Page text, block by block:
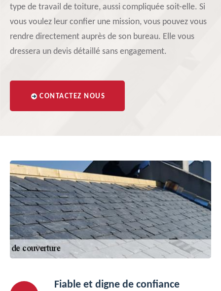
type de travail de toiture, aussi compliquée soit-elle. Si
vous voulez leur confier une mission, vous pouvez vous
rendre directement auprès de son bureau. Elle vous
dressera un devis détaillé sans engagement.
CONTACTEZ NOUS
Fiable et digne de confiance